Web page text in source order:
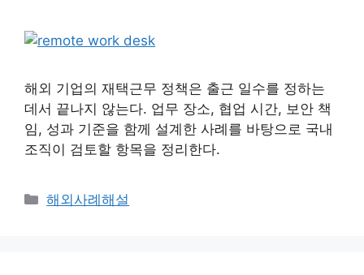
해외 기업의 재택근무 정책은 출근 일수를 정하는
데서 끝나지 않는다. 업무 장소, 협업 시간, 보안 책
임, 성과 기준을 함께 설계한 사례를 바탕으로 국내
조직이 검토할 항목을 정리한다.
카
해외사례해설